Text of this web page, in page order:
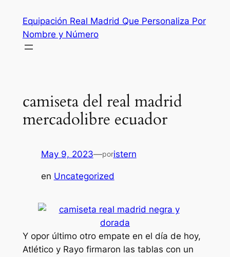
contenido
Equipación Real Madrid Que Personaliza Por
Nombre y Número
camiseta del real madrid
mercadolibre ecuador
May 9, 2023—poristern
en Uncategorized
Y opor último otro empate en el día de hoy,
Atlético y Rayo firmaron las tablas con un